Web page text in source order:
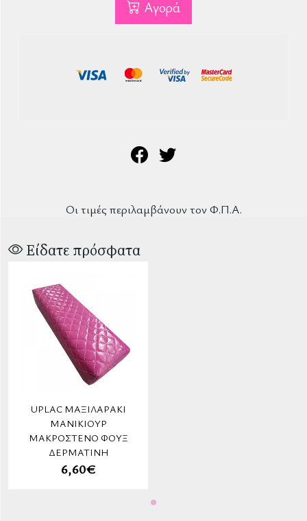
Αγορά
Οι τιμές περιλαμβάνουν τον Φ.Π.Α.
Είδατε πρόσφατα
UPLAC ΜΑΞΙΛΑΡΆΚΙ
ΜΑΝΙΚΙΟΎΡ
ΜΑΚΡΌΣΤΕΝΟ ΦΟΎΞ
ΔΕΡΜΑΤΊΝΗ
6,60€